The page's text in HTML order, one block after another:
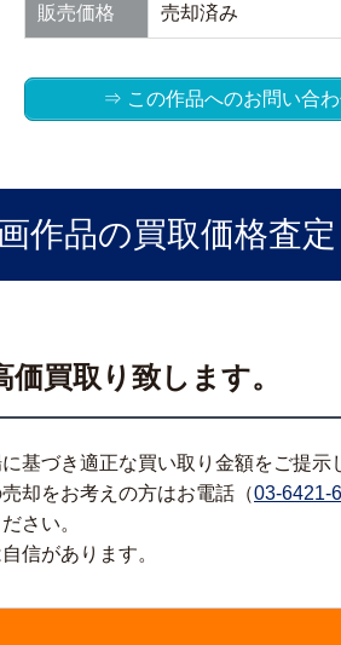
販売価格 売却済み
⇒ この作品へのお問い合
作品の買取価格査定
買取り致します。
基づき適正な買い取り金額をご提示
却をお考えの方はお電話（03-6421-
さい。
信があります。